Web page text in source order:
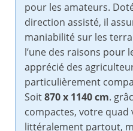
pour les amateurs.
direction assisté, il
maniabilité sur les
l’une des raisons pour
apprécié des
particulièrement
Soit870 x 1140 cm.
compactes, votre quad
littéralement partout,